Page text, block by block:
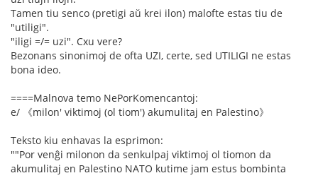
Tamen tiu senco (pretigi aŭ krei ilon) malofte estas tiu de
"utiligi".
"iligi =/= uzi". Cxu vere?
Bezonans sinonimoj de ofta UZI, certe, sed UTILIGI ne estas
bona ideo.
====Malnova temo NePorKomencantoj:
e/ 《milon' viktimoj (ol tiom') akumulitaj en Palestino》
Teksto kiu enhavas la esprimon:
""Por venĝi milonon da senkulpaj viktimoj ol tiomon da
akumulitaj en Palestino NATO kutime jam estus bombinta